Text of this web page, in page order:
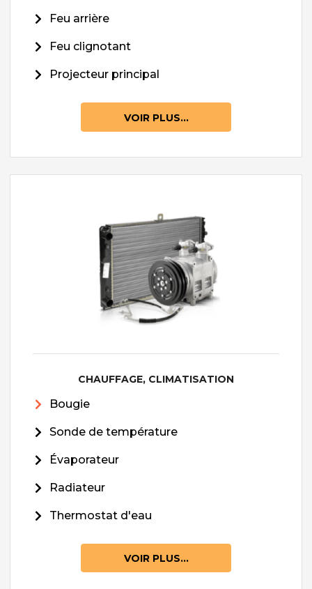
Feu arrière
Feu clignotant
Projecteur principal
VOIR PLUS...
CHAUFFAGE, CLIMATISATION
Bougie
Sonde de température
Évaporateur
Radiateur
Thermostat d'eau
VOIR PLUS...